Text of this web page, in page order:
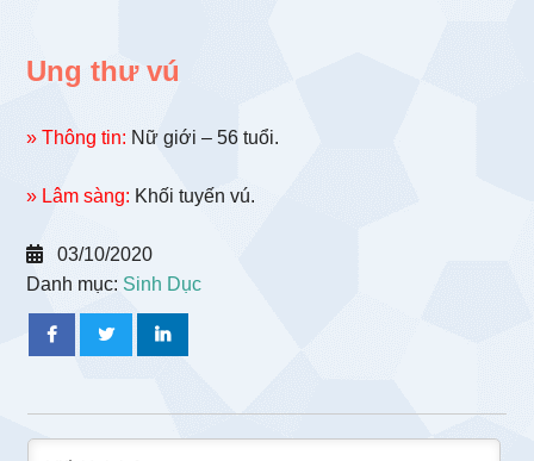
Ung thư vú
» Thông tin: Nữ giới – 56 tuổi.
» Lâm sàng: Khối tuyến vú.
03/10/2020
Danh mục: Sinh Dục